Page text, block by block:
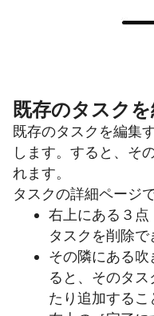
既存のタスク
既存のタスクを編集
します。すると、そ
れます。
タスクの詳細ページ
右上にある３
タスクを削除で
その隣にある
ると、そのタ
たり追加するこ